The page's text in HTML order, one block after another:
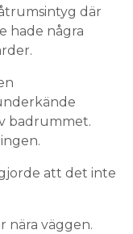
där
hade några
badrummet.
att det inte
nära väggen.